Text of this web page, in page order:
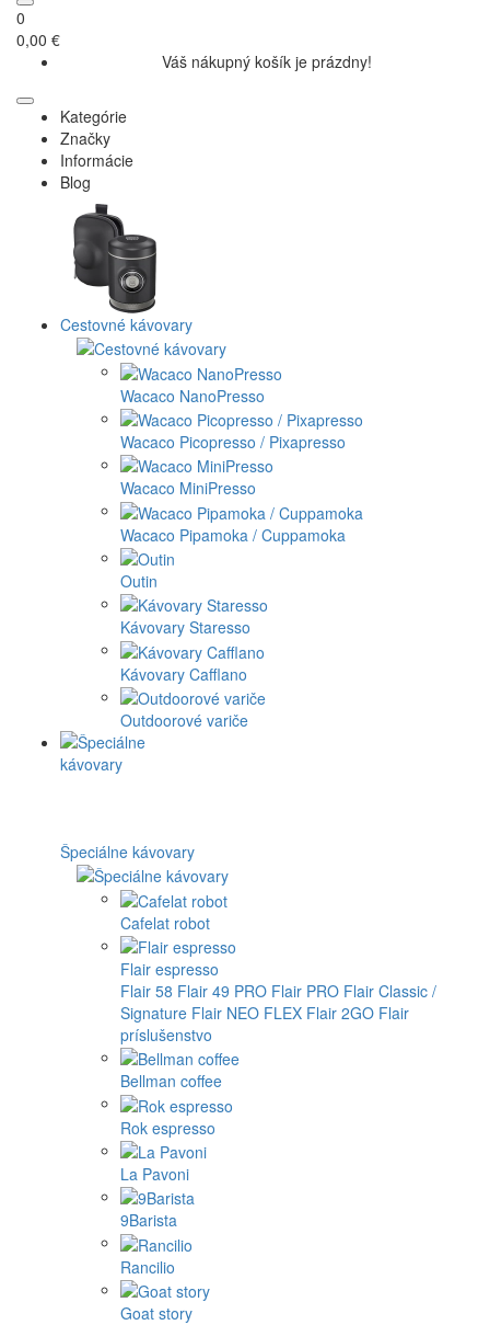
0
0,00 €
Váš nákupný košík je prázdny!
Kategórie
Značky
Informácie
Blog
Cestovné kávovary
Wacaco NanoPresso
Wacaco Picopresso / Pixapresso
Wacaco MiniPresso
Wacaco Pipamoka / Cuppamoka
Outin
Kávovary Staresso
Kávovary Cafflano
Outdoorové variče
Špeciálne kávovary
Cafelat robot
Flair espresso
Flair 58 Flair 49 PRO Flair PRO Flair Classic /
Signature Flair NEO FLEX Flair 2GO Flair
príslušenstvo
Bellman coffee
Rok espresso
La Pavoni
9Barista
Rancilio
Goat story